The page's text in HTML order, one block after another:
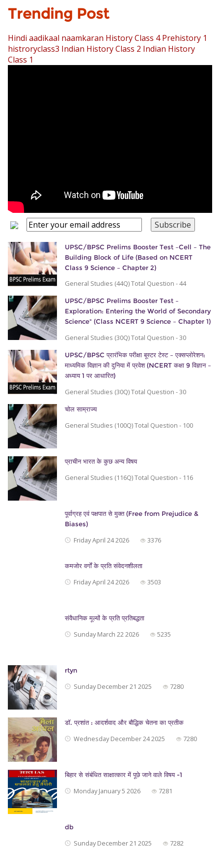
Trending Post
Hindi aadikaal naamkaran History Class 4 Prehistory 1
histroryclass3 Indian History Class 2 Indian History
Class 1
UPSC/BPSC Prelims Booster Test –Cell – The
Building Block of Life (Based on NCERT
Class 9 Science – Chapter 2)
General Studies (44Q) Total Question - 44
UPSC/BPSC Prelims Booster Test –
Exploration: Entering the World of Secondary
Science" (Class NCERT 9 Science – Chapter 1)
General Studies (30Q) Total Question - 30
UPSC/BPSC प्रारंभिक परीक्षा बूस्टर टेस्ट – एक्सप्लोरेशन:
माध्यमिक विज्ञान की दुनिया में प्रवेश (NCERT कक्षा 9 विज्ञान –
अध्याय 1 पर आधारित)
General Studies (30Q) Total Question - 30
चोल साम्राज्य
General Studies (100Q) Total Question - 100
प्राचीन भारत के कुछ अन्य विषय
General Studies (116Q) Total Question - 116
पूर्वाग्रह एवं पक्षपात से मुक्त (Free from Prejudice &
Biases)
Friday April 24 2026 3376
कमजोर वर्गों के प्रति संवेदनशीलता
Friday April 24 2026 3503
संवैधानिक मूल्यों के प्रति प्रतिबद्धता
Sunday March 22 2026 5235
rtyn
Sunday December 21 2025 7280
डॉ. प्रशांत : आदर्शवाद और बौद्धिक चेतना का प्रतीक
Wednesday December 24 2025 7280
बिहार से संबंधित साक्षात्कार में पूछे जाने वाले विषय -1
Monday January 5 2026 7281
db
Sunday December 21 2025 7282